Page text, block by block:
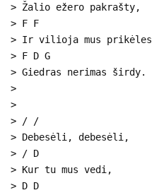
> Žalio ežero pakrašty,
> F F
> Ir vilioja mus prikėles
> F D G
> Giedras nerimas širdy.
>
>
> / /
> Debesėli, debesėli,
> / D
> Kur tu mus vedi,
> D D